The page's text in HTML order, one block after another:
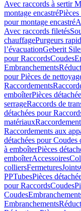
Avec raccords à sertir
montage encastré
pour montage encastré
Avec raccords filetés
chauffagePurgeurs
l’évacuationGeberit
pour RaccordsCoudes
Embranchements
pour Pièces de
Raccordements
emboîterPièces
serrageRaccords de
détachées pour
matériaux
Raccordements aux
détachées pour Coudes
à emboîterPièces
emboîterAccessoires
colliersFermeturesJoints
PPTubesPièces
pour RaccordsCoudes
Coudes
Embranchements